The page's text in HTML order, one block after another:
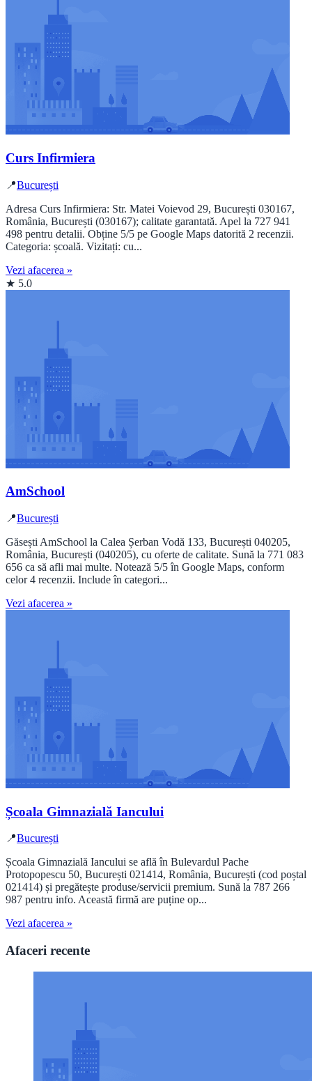
Curs Infirmiera
📍București
Adresa Curs Infirmiera: Str. Matei Voievod 29, București 030167,
România, București (030167); calitate garantată. Apel la 727 941
498 pentru detalii. Obține 5/5 pe Google Maps datorită 2 recenzii.
Categoria: școală. Vizitați: cu...
Vezi afacerea »
★ 5.0
AmSchool
📍București
Găsești AmSchool la Calea Șerban Vodă 133, București 040205,
România, București (040205), cu oferte de calitate. Sună la 771 083
656 ca să afli mai multe. Notează 5/5 în Google Maps, conform
celor 4 recenzii. Include în categori...
Vezi afacerea »
Școala Gimnazială Iancului
📍București
Școala Gimnazială Iancului se află în Bulevardul Pache
Protopopescu 50, București 021414, România, București (cod poștal
021414) și pregătește produse/servicii premium. Sună la 787 266
987 pentru info. Această firmă are puține op...
Vezi afacerea »
Afaceri recente